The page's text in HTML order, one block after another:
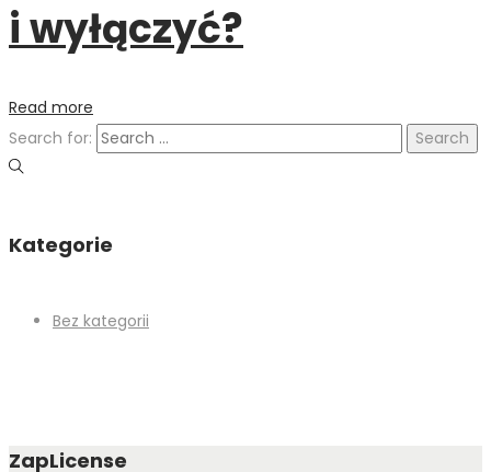
i wyłączyć?
Read more
Search for:
Kategorie
Bez kategorii
ZapLicense